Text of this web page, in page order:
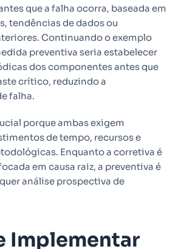
que a falha ocorra, baseada em
tendências de dados ou
Continuando o exemplo
preventiva seria estabelecer
dos componentes antes que
crítico, reduzindo a
falha.
porque ambas exigem
de tempo, recursos e
Enquanto a corretiva é
em causa raiz, a preventiva é
análise prospectiva de
Implementar